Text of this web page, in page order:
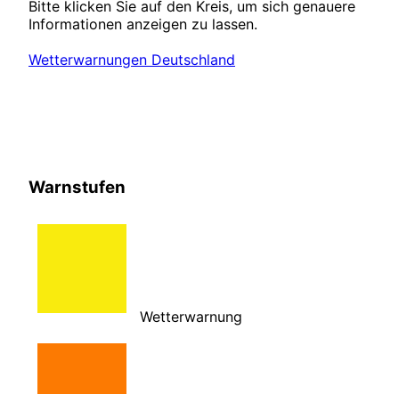
Bitte klicken Sie auf den Kreis, um sich genauere
Informationen anzeigen zu lassen.
Wetterwarnungen Deutschland
Warnstufen
Wetterwarnung